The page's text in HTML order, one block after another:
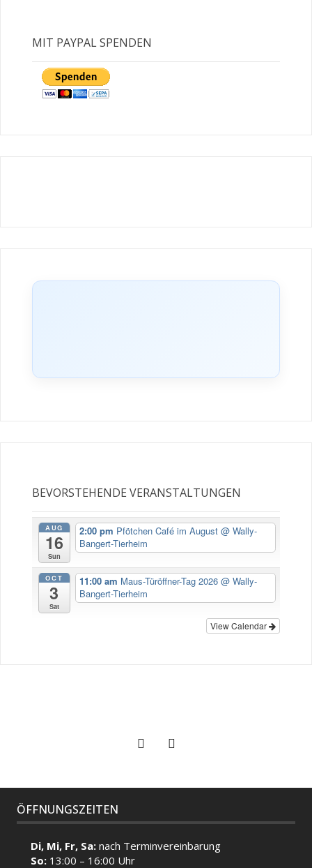
MIT PAYPAL SPENDEN
BEVORSTEHENDE VERANSTALTUNGEN
AUG
16
Sun
2:00 pm Pfötchen Café im August@ Wally-
Bangert-Tierheim
OCT
3
Sat
11:00 am Maus-Türöffner-Tag 2026@ Wally-
Bangert-Tierheim
View Calendar
ÖFFNUNGSZEITEN
Di, Mi, Fr, Sa:nach Terminvereinbarung
So: 13:00 – 16:00 Uhr